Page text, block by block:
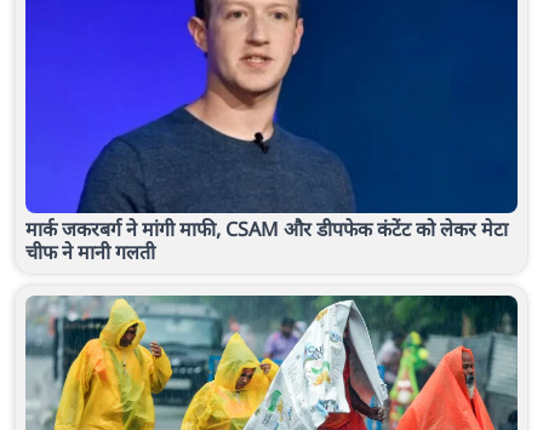
मार्क जकरबर्ग ने मांगी माफी, CSAM और डीपफेक कंटेंट को लेकर मेटा
चीफ ने मानी गलती